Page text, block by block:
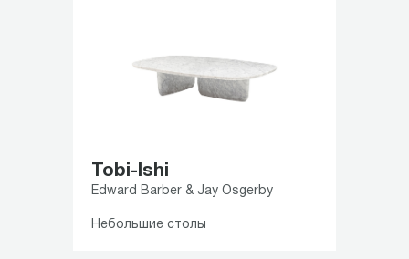
Tobi-Ishi
Edward Barber & Jay Osgerby
Небольшие столы